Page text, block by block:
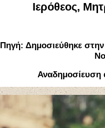
Ιερόθεος,
Πηγή: Δημοσιεύθηκε